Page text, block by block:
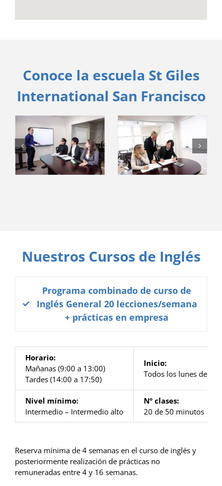
Conoce la escuela St Giles
International San Francisco
Nuestros Cursos de Inglés
Programa combinado de curso de
Inglés General 20 lecciones/semana
+ prácticas en empresa
Horario:
Mañanas (9:00 a 13:00)
Tardes (14:00 a 17:50)
Inicio:
Todos los lunes del
Nivel mínimo:
Intermedio – Intermedio alto
Nº clases:
20 de 50 minutos
Reserva mínima de 4 semanas en el curso de inglés y
posteriormente realización de prácticas no
remuneradas entre 4 y 16 semanas.